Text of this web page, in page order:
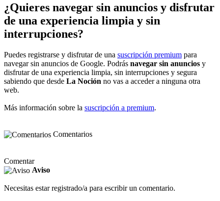
¿Quieres navegar sin anuncios y disfrutar
de una experiencia limpia y sin
interrupciones?
Puedes registrarse y disfrutar de una suscripción premium para
navegar sin anuncios de Google. Podrás navegar sin anuncios y
disfrutar de una experiencia limpia, sin interrupciones y segura
sabiendo que desde La Noción no vas a acceder a ninguna otra
web.
Más información sobre la suscripción a premium.
Comentarios
Comentar
Aviso
Necesitas estar registrado/a para escribir un comentario.